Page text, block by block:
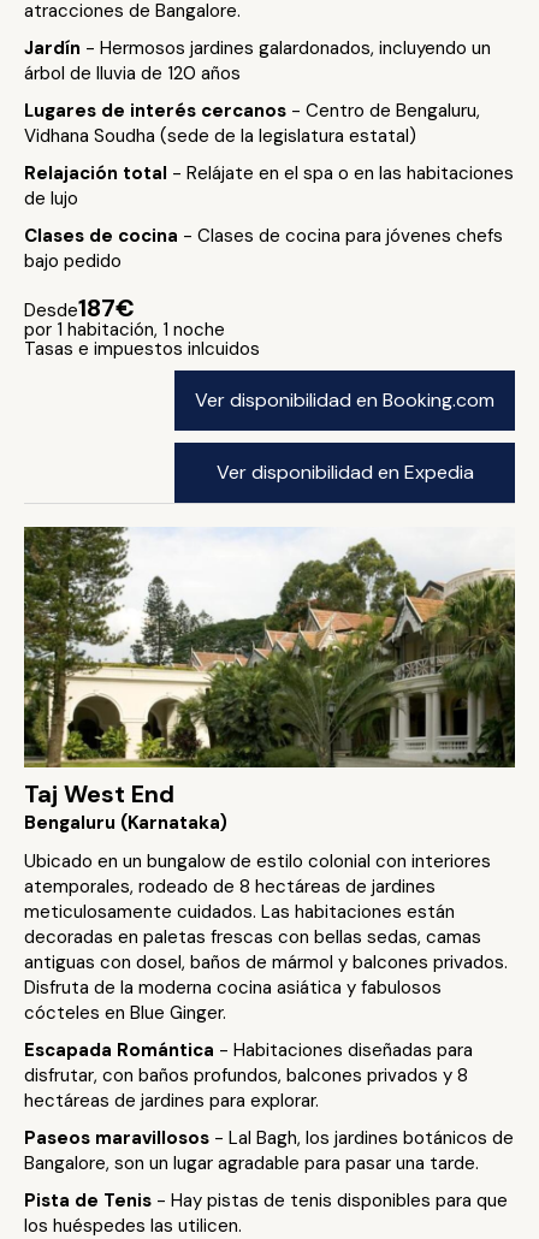
atracciones de Bangalore.
Jardín - Hermosos jardines galardonados, incluyendo un
árbol de lluvia de 120 años
Lugares de interés cercanos - Centro de Bengaluru,
Vidhana Soudha (sede de la legislatura estatal)
Relajación total - Relájate en el spa o en las habitaciones
de lujo
Clases de cocina - Clases de cocina para jóvenes chefs
bajo pedido
Desde187€
por 1 habitación, 1 noche
Tasas e impuestos inlcuidos
Ver disponibilidad en Booking.com
Ver disponibilidad en Expedia
Taj West End
Bengaluru (Karnataka)
Ubicado en un bungalow de estilo colonial con interiores
atemporales, rodeado de 8 hectáreas de jardines
meticulosamente cuidados. Las habitaciones están
decoradas en paletas frescas con bellas sedas, camas
antiguas con dosel, baños de mármol y balcones privados.
Disfruta de la moderna cocina asiática y fabulosos
cócteles en Blue Ginger.
Escapada Romántica - Habitaciones diseñadas para
disfrutar, con baños profundos, balcones privados y 8
hectáreas de jardines para explorar.
Paseos maravillosos - Lal Bagh, los jardines botánicos de
Bangalore, son un lugar agradable para pasar una tarde.
Pista de Tenis - Hay pistas de tenis disponibles para que
los huéspedes las utilicen.